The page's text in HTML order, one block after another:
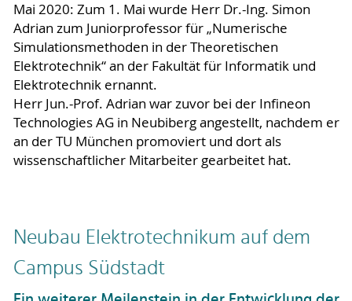
Mai 2020: Zum 1. Mai wurde Herr Dr.-Ing. Simon
Adrian zum Juniorprofessor für „Numerische
Simulationsmethoden in der Theoretischen
Elektrotechnik“ an der Fakultät für Informatik und
Elektrotechnik ernannt.
Herr Jun.-Prof. Adrian war zuvor bei der Infineon
Technologies AG in Neubiberg angestellt, nachdem er
an der TU München promoviert und dort als
wissenschaftlicher Mitarbeiter gearbeitet hat.
Neubau Elektrotechnikum auf dem
Campus Südstadt